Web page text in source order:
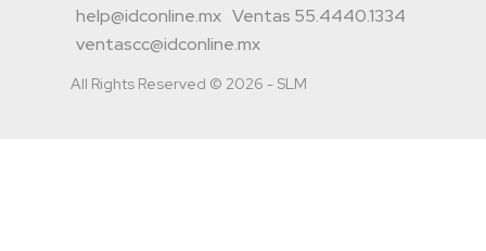
help@idconline.mx Ventas 55.4440.1334
ventascc@idconline.mx
All Rights Reserved © 2026 - SLM